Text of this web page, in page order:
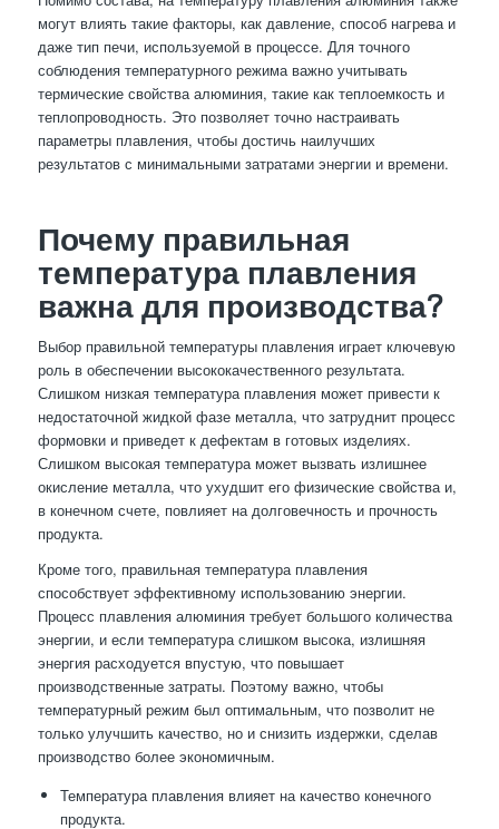
могут влиять такие факторы, как давление, способ нагрева и
даже тип печи, используемой в процессе. Для точного
соблюдения температурного режима важно учитывать
термические свойства алюминия, такие как теплоемкость и
теплопроводность. Это позволяет точно настраивать
параметры плавления, чтобы достичь наилучших
результатов с минимальными затратами энергии и времени.
Почему правильная
температура плавления
важна для производства?
Выбор правильной температуры плавления играет ключевую
роль в обеспечении высококачественного результата.
Слишком низкая температура плавления может привести к
недостаточной жидкой фазе металла, что затруднит процесс
формовки и приведет к дефектам в готовых изделиях.
Слишком высокая температура может вызвать излишнее
окисление металла, что ухудшит его физические свойства и,
в конечном счете, повлияет на долговечность и прочность
продукта.
Кроме того, правильная температура плавления
способствует эффективному использованию энергии.
Процесс плавления алюминия требует большого количества
энергии, и если температура слишком высока, излишняя
энергия расходуется впустую, что повышает
производственные затраты. Поэтому важно, чтобы
температурный режим был оптимальным, что позволит не
только улучшить качество, но и снизить издержки, сделав
производство более экономичным.
Температура плавления влияет на качество конечного
продукта.